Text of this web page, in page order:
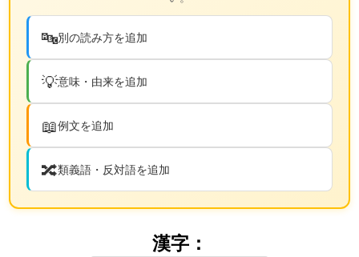
🔤別の読み方を追加
💡意味・由来を追加
📖例文を追加
🔀類義語・反対語を追加
漢字：